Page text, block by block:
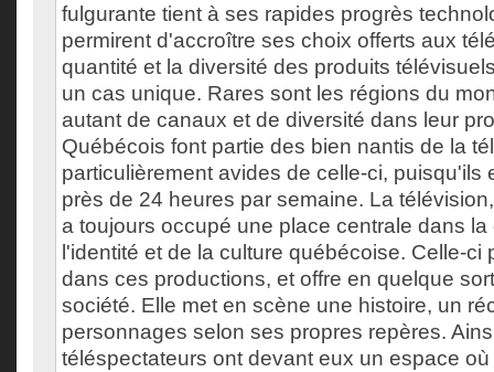
fulgurante tient à ses rapides progrès
permirent d'accroître ses choix offerts aux
quantité et la diversité des produits
un cas unique. Rares sont les régions du
autant de canaux et de diversité dans leur
Québécois font partie des bien nantis de la
particulièrement avides de celle-ci, puisqu'ils
près de 24 heures par semaine. La
a toujours occupé une place centrale dans
l'identité et de la culture québécoise. Celle-ci
dans ces productions, et offre en quelque
société. Elle met en scène une histoire, un
personnages selon ses propres repères.
téléspectateurs ont devant eux un espace